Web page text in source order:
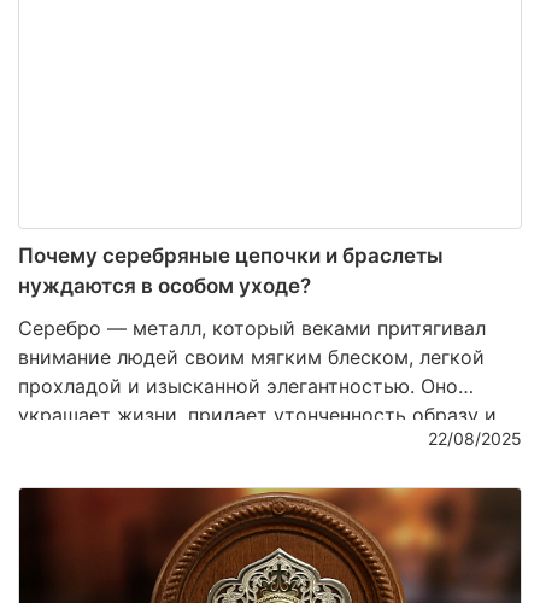
Почему серебряные цепочки и браслеты
нуждаются в особом уходе?
Серебро — металл, который веками притягивал
внимание людей своим мягким блеском, легкой
прохладой и изысканной элегантностью. Оно
украшает жизни, придает утонченность образу и
несет в себе особую энергетику, словно капля
изделия. Однако серебряные изделия требуют
заботы и внимания, чтобы их сияние не тускнело, а
блеск не терялся со временем. В этой статье мы
расскажем, почему серебряные цепочки и
22/08/2025